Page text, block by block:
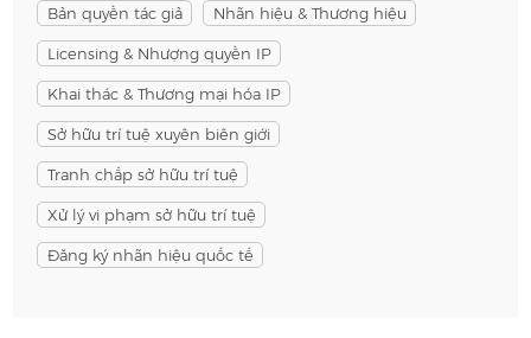
Bản quyền tác giả Nhãn hiệu & Thương hiệu
Licensing & Nhượng quyền IP
Khai thác & Thương mại hóa IP
Sở hữu trí tuệ xuyên biên giới
Tranh chấp sở hữu trí tuệ
Xử lý vi phạm sở hữu trí tuệ
Đăng ký nhãn hiệu quốc tế